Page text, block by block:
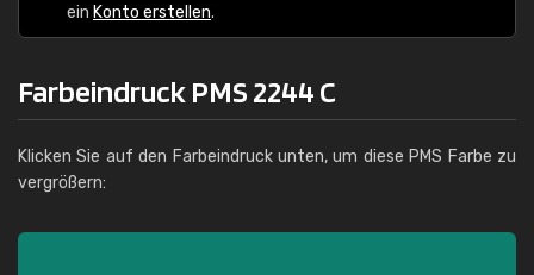
ein Konto erstellen.
Farbeindruck PMS 2244 C
Klicken Sie auf den Farbeindruck unten, um diese PMS Farbe zu
vergrößern: